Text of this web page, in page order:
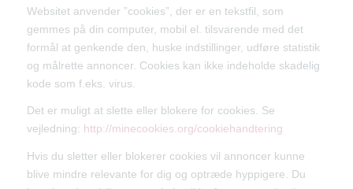
Websitet anvender ”cookies”, der er en tekstfil, som
gemmes på din computer, mobil el. tilsvarende med det
formål at genkende den, huske indstillinger, udføre statistik
og målrette annoncer. Cookies kan ikke indeholde skadelig
kode som f.eks. virus.
Det er muligt at slette eller blokere for cookies. Se
vejledning: http://minecookies.org/cookiehandtering
Hvis du sletter eller blokerer cookies vil annoncer kunne
blive mindre relevante for dig og optræde hyppigere. Du